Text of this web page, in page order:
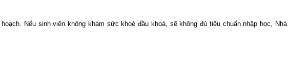
Nếu sinh viên không khám sức khoẻ đầu khoá, sẽ không đủ tiêu chuẩn nhập học, Nhà